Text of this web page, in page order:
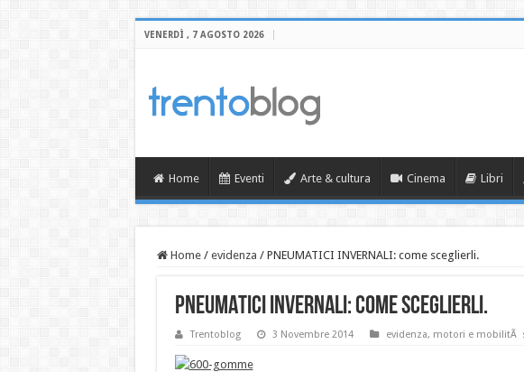
VENERDÌ , 7 AGOSTO 2026
Home Eventi Arte & cultura Cinema Libri
Home / evidenza / PNEUMATICI INVERNALI: come sceglierli.
PNEUMATICI INVERNALI: come sceglierli.
Trentoblog 3 Novembre 2014 evidenza, motori e mobilitÃ